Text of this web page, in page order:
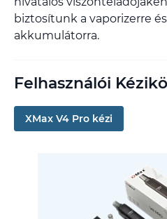
biztosítunk a vaporizerre
akkumulátorra.
Felhasználói
XMax V4 Pro kézi